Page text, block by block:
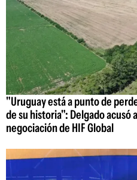
"Uruguay está a punto de
de su historia": Delgado acusó
negociación de HIF Global